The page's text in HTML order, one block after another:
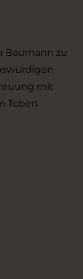
Baumann zu
mit
Toben